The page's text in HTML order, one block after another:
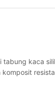
kaca